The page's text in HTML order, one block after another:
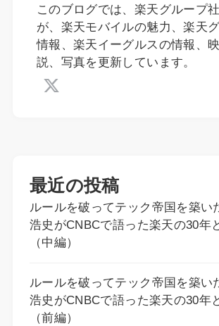
このブログでは、楽天グループ
が、楽天モバイルの魅力、楽天
情報、楽天イーグルスの情報、
説、写真を更新しています。
最近の投稿
ルールを破ってテック帝国を築い
浩史がCNBCで語った楽天の30年
（中編）
ルールを破ってテック帝国を築い
浩史がCNBCで語った楽天の30年
（前編）